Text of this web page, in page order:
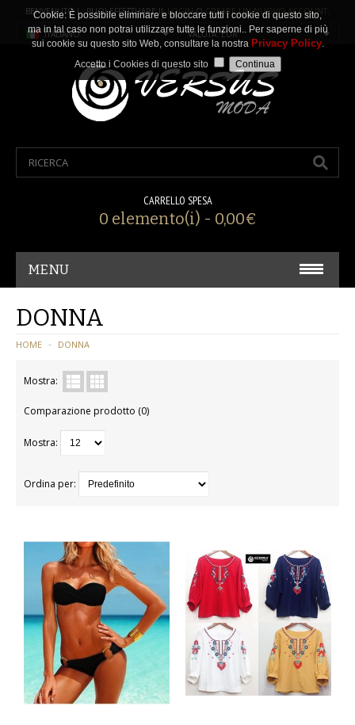
BENVENUTO ! PUOI EFFETTUARE ILLOGINOCREARE UN NUOVO ACCOUNT .
ITALIANO VALUTA: EUR
CARRELLO SPESA
0 elemento(i) - 0,00€
MENU
CARNEVALE/ COSPLAY
ACCESSORI
BAMBINA
BAMBINO
DONNA
PARRUCCHE
DANZA
BAMBINA
BAMBINO
DONNA
UOMO
DONNA
HOME DONNA
Mostra:
Comparazione prodotto (0)
Mostra:
Ordina per:
Cookie: È possibile eliminare e bloccare tutti i cookie di questo sito,
ma in tal caso non potrai utilizzare tutte le funzioni.. Per saperne di più
sui cookie su questo sito Web, consultare la nostra Privacy Policy.
Accetto i Cookies di questo sito